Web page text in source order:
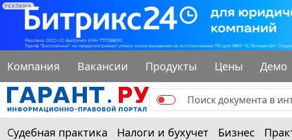
РЕКЛАМА
Компания Вакансии Продукты Цены Демо
Судебная практика Налоги и бухучет Бизнес